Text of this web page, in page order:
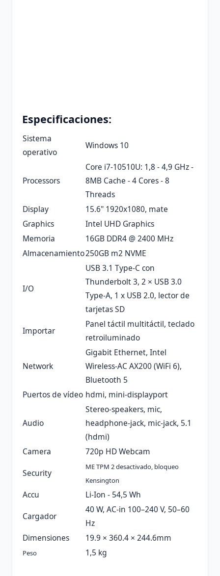
Especificaciones:
Sistema
operativo
Windows 10
Processors
Core i7-10510U: 1,8 - 4,9 GHz -
8MB Cache - 4 Cores - 8
Threads
Display
15.6" 1920x1080, mate
Graphics
Intel UHD Graphics
Memoria
16GB DDR4 @ 2400 MHz
Almacenamiento250GB m2 NVME
I/O
USB 3.1 Type-C con
Thunderbolt 3, 2 × USB 3.0
Type-A, 1 x USB 2.0, lector de
tarjetas SD
Importar
Panel táctil multitáctil, teclado
retroiluminado
Network
Gigabit Ethernet, Intel
Wireless-AC AX200 (WiFi 6),
Bluetooth 5
Puertos de vídeo hdmi, mini-displayport
Audio
Stereo-speakers, mic,
headphone-jack, mic-jack, 5.1
(hdmi)
Camera
720p HD Webcam
Security
ME TPM 2 desactivado, bloqueo
Kensington
Accu
Li-Ion - 54,5 Wh
Cargador
40 W, AC-in 100–240 V, 50–60
Hz
Dimensiones
19.9 × 360.4 × 244.6mm
Peso 1,5 kg